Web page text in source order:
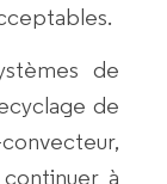
de
de
à